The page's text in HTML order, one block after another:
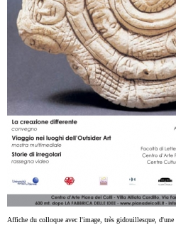
Affiche du colloque avec l'image, très gidouillesque,